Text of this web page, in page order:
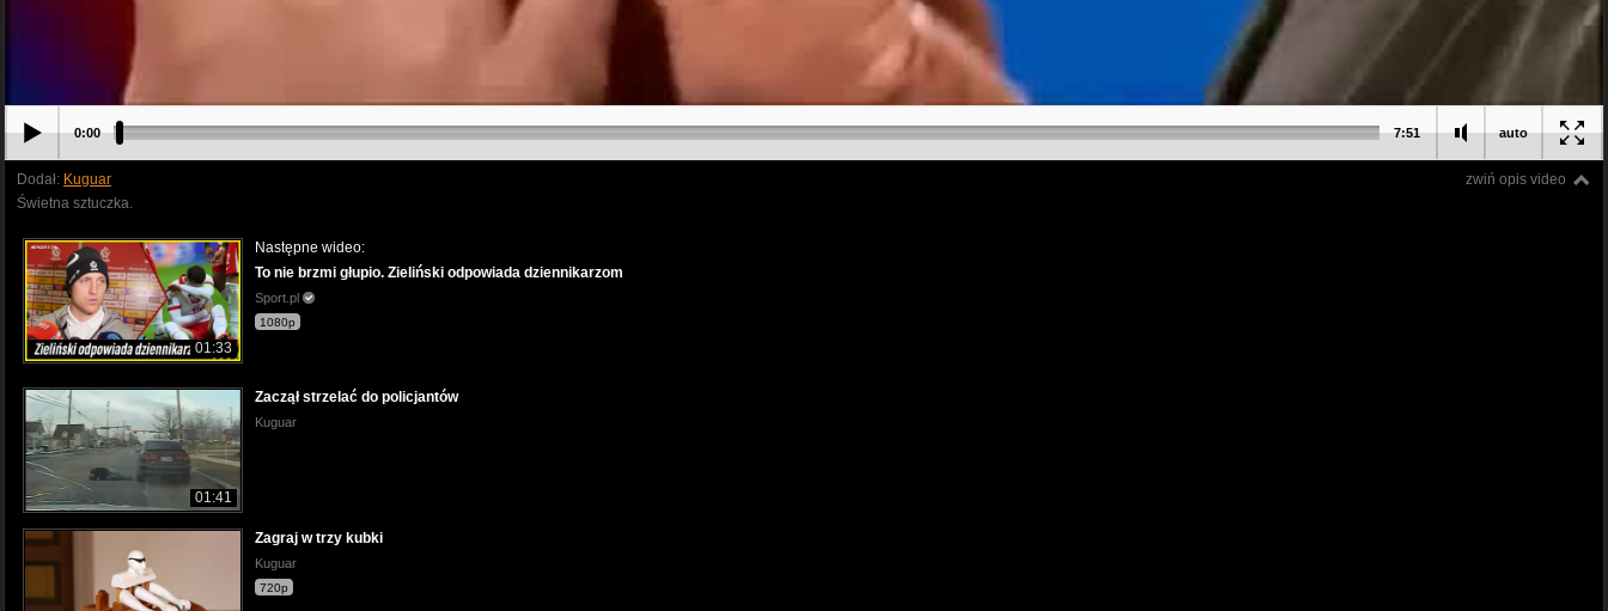
auto
0:00 7:51
zwiń opis video
Dodał: Kuguar
Świetna sztuczka.
01:33
Następne wideo:
To nie brzmi głupio. Zieliński odpowiada dziennikarzom
Sport.pl
1080p
01:41
Zaczął strzelać do policjantów
Kuguar
Zagraj w trzy kubki
Kuguar
720p